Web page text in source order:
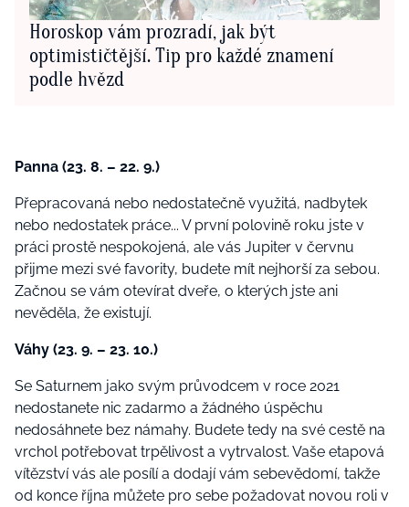
Horoskop vám prozradí, jak být
optimističtější. Tip pro každé znamení
podle hvězd
Panna (23. 8. – 22. 9.)
Přepracovaná nebo nedostatečně využitá, nadbytek
nebo nedostatek práce... V první polovině roku jste v
práci prostě nespokojená, ale vás Jupiter v červnu
přijme mezi své favority, budete mít nejhorší za sebou.
Začnou se vám otevírat dveře, o kterých jste ani
nevěděla, že existují.
Váhy (23. 9. – 23. 10.)
Se Saturnem jako svým průvodcem v roce 2021
nedostanete nic zadarmo a žádného úspěchu
nedosáhnete bez námahy. Budete tedy na své cestě na
vrchol potřebovat trpělivost a vytrvalost. Vaše etapová
vítězství vás ale posílí a dodají vám sebevědomí, takže
od konce října můžete pro sebe požadovat novou roli v